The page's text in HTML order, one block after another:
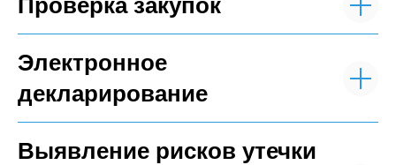
Проверка закупок
Электронное
декларирование
Выявление рисков утечки